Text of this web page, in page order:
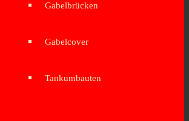
Gabelbrücken
Gabelcover
Tankumbauten